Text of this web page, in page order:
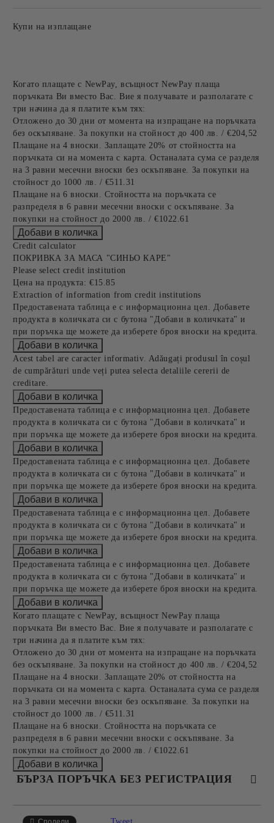
Купи на изплащане
Когато плащате с NewPay, всъщност NewPay плаща
поръчката Ви вместо Вас. Вие я получавате и разполагате с
три начина да я платите към тях:
Отложено до 30 дни от момента на изпращане на поръчката
без оскъпяване. За покупки на стойност до 400 лв. / €204,52
Плащане на 4 вноски. Заплащате 20% от стойността на
поръчката си на момента с карта. Останалата сума се разделя
на 3 равни месечни вноски без оскъпяване. За покупки на
стойност до 1000 лв. / €511.31
Плащане на 6 вноски. Стойността на поръчката се
разпределя в 6 равни месечни вноски с оскъпяване. За
покупки на стойност до 2000 лв. / €1022.61
Credit calculator
ПОКРИВКА ЗА МАСА "СИНЬО КАРЕ"
Please select credit institution
Цена на продукта: €15.85
Extraction of information from credit institutions
Предоставената таблица е с информационна цел. Добавете
продукта в количката си с бутона "Добави в количката" и
при поръчка ще можете да изберете броя вноски на кредита.
Acest tabel are caracter informativ. Adăugați produsul în coșul
de cumpărături unde veți putea selecta detaliile cererii de
creditare.
Предоставената таблица е с информационна цел. Добавете
продукта в количката си с бутона "Добави в количката" и
при поръчка ще можете да изберете броя вноски на кредита.
Предоставената таблица е с информационна цел. Добавете
продукта в количката си с бутона "Добави в количката" и
при поръчка ще можете да изберете броя вноски на кредита.
Предоставената таблица е с информационна цел. Добавете
продукта в количката си с бутона "Добави в количката" и
при поръчка ще можете да изберете броя вноски на кредита.
Предоставената таблица е с информационна цел. Добавете
продукта в количката си с бутона "Добави в количката" и
при поръчка ще можете да изберете броя вноски на кредита.
Когато плащате с NewPay, всъщност NewPay плаща
поръчката Ви вместо Вас. Вие я получавате и разполагате с
три начина да я платите към тях:
Отложено до 30 дни от момента на изпращане на поръчката
без оскъпяване. За покупки на стойност до 400 лв. / €204,52
Плащане на 4 вноски. Заплащате 20% от стойността на
поръчката си на момента с карта. Останалата сума се разделя
на 3 равни месечни вноски без оскъпяване. За покупки на
стойност до 1000 лв. / €511.31
Плащане на 6 вноски. Стойността на поръчката се
разпределя в 6 равни месечни вноски с оскъпяване. За
покупки на стойност до 2000 лв. / €1022.61
БЪРЗА ПОРЪЧКА БЕЗ РЕГИСТРАЦИЯ